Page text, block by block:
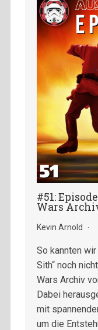
#51:
Wars
Kevin Arnold
So kannten
Sith“ noch
Wars Archiv
Dabei
mit
um die